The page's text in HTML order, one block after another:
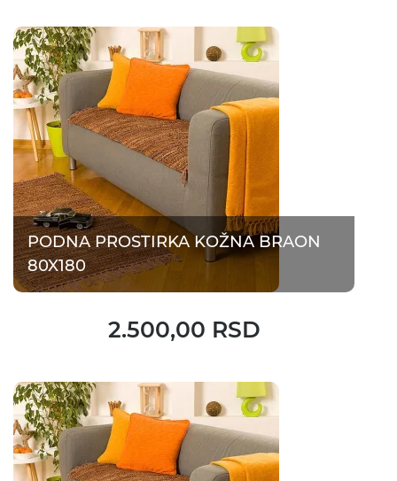
PODNA PROSTIRKA KOŽNA BRAON
80X180
2.500,00 RSD